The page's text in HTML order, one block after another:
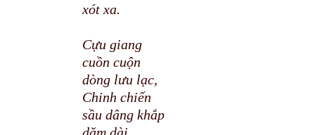
xót xa.
Cựu giang
cuồn cuộn
dòng lưu lạc,
Chinh chiến
sầu dâng khắp
dặm dài.